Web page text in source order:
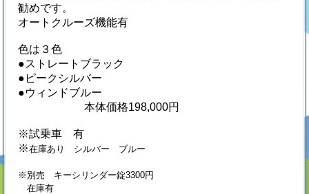
勧めです。
オートクルーズ機能有
色は３色
●ストレートブラック
●ピークシルバー
●ウィンドブルー
本体価格198,000円
※試乗車 有
※在庫あり シルバー ブルー
※別売 キーシリンダー錠3300円
在庫有